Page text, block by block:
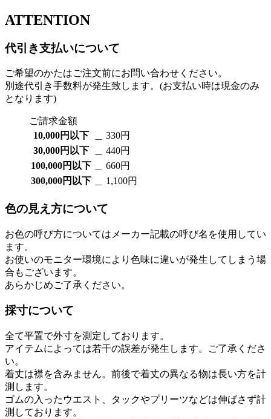
ATTENTION
代引き支払いについて
ご希望のかたはご注文前にお問い合わせください。
別途代引き手数料が発生致します。(お支払い時は現金のみ
となります)
ご請求金額
10,000円以下
＿ 330円
30,000円以下
＿ 440円
100,000円以下
＿ 660円
300,000円以下
＿ 1,100円
色の見え方について
お色の呼び方についてはメーカー記載の呼び名を使用してい
ます。
お使いのモニター環境により色味に違いが発生してしまう場
合もございます。
あらかじめご了承ください。
採寸について
全て平置で外寸を測定しております。
アイテムによっては若干の誤差が発生します。ご了承くださ
い。
着丈は襟を含みません。前後で着丈の異なる物は長い方を計
測します。
ゴムの入ったウエスト、タックやプリーツなどは伸ばさず計
測しております。